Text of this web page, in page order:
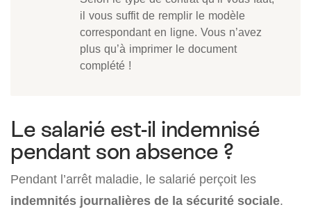
il vous suffit de remplir le modèle
correspondant en ligne. Vous n’avez
plus qu’à imprimer le document
complété !
Le salarié est-il indemnisé
pendant son absence ?
Pendant l’arrêt maladie, le salarié perçoit les
indemnités journalières de la sécurité sociale.